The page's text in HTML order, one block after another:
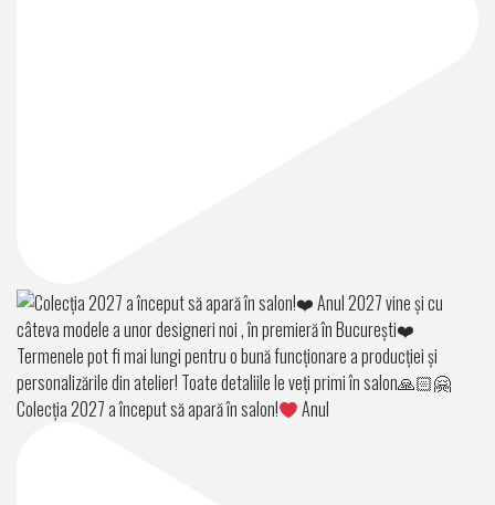
Colecția 2027 a început să apară în salon! Anul